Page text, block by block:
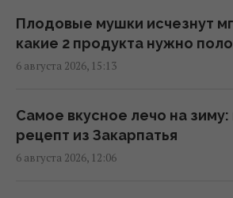
Почему мы часто
часа ночи: объяснение ученых
Детеныш носорога объяснил
на дороге главный: забавное
Плодовые мушки исчезнут
какие 2 продукта нужно
6 августа 2026, 15:13
Самое вкусное лечо на
рецепт из Закарпатья
6 августа 2026, 12:06